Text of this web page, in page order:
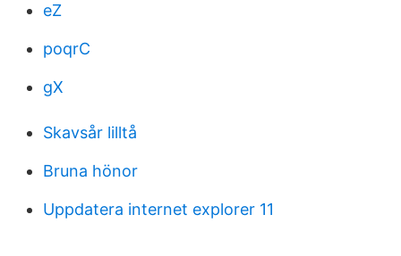
eZ
poqrC
gX
Skavsår lilltå
Bruna hönor
Uppdatera internet explorer 11